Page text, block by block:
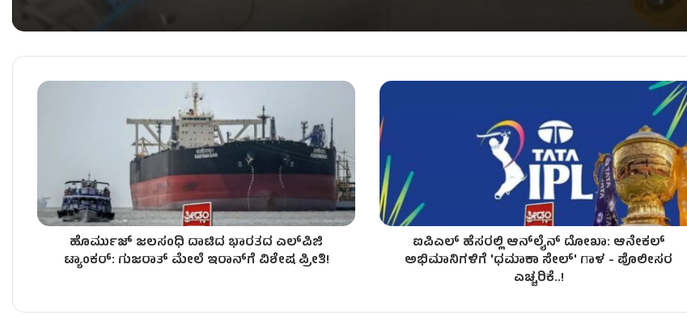
ಮೇ 9ಕ್ಕೆ ಕೌಂಟ್​​ಡೌನ್, ಯಡಿಯೂರಪ್ಪ ಅಭಿಮಾನೋತ್ಸವಕ್ಕೆ ಕರಾವಳಿಯಲ್ಲಿ ಭರ್ಜರಿ ತಯಾರಿ!
ಡಾಲಿ ಮನೆಯಲ್ಲಿ ಸಂಭ್ರಮವೋ ಸಂಭ್ರಮ, ಗಂಡು ಮಗುವಿಗೆ ಜನ್ಮ ನೀಡಿದ ಧನ್ಯತಾ!
ಹೊರ್ಮುಜ್ ಜಲಸಂಧಿ ದಾಟಿದ ಭಾರತದ ಎಲ್‌ಪಿಜಿ
ಟ್ಯಾಂಕರ್: ಗುಜರಾತ್ ಮೇಲೆ ಇರಾನ್‌ಗೆ ವಿಶೇಷ ಪ್ರೀತಿ!
ಐಪಿಎಲ್ ಹೆಸರಲ್ಲಿ ಆನ್‌ಲೈನ್ ದೋಖಾ: ಆನೇಕಲ್
ಅಭಿಮಾನಿಗಳಿಗೆ 'ಧಮಾಕಾ ಸೇಲ್' ಗಾಳ - ಪೊಲೀಸರ
ಎಚ್ಚರಿಕೆ..!